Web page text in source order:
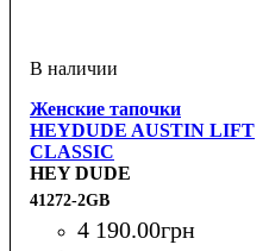
Женские тапочки
HEYDUDE AUSTIN LIFT
CLASSIC
HEY DUDE
41272-2GB
4 190.00грн